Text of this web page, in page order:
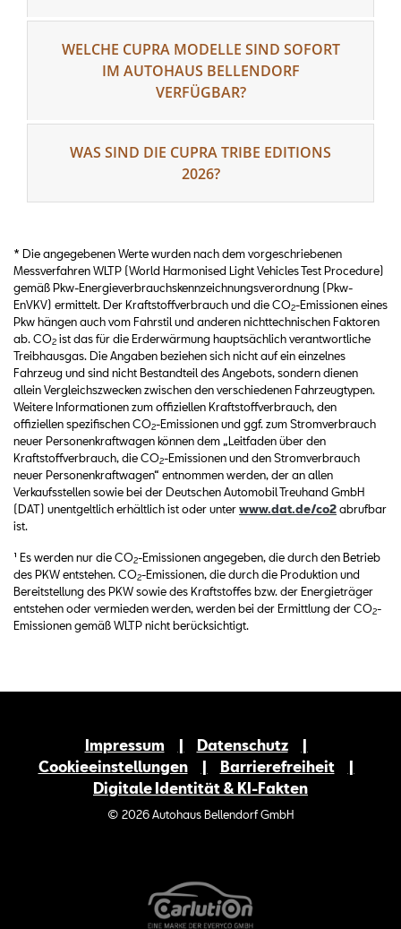
WELCHE CUPRA MODELLE SIND SOFORT
IM AUTOHAUS BELLENDORF
VERFÜGBAR?
WAS SIND DIE CUPRA TRIBE EDITIONS
2026?
* Die angegebenen Werte wurden nach dem vorgeschriebenen
Messverfahren WLTP (World Harmonised Light Vehicles Test Procedure)
gemäß Pkw-Energieverbrauchskennzeichnungsverordnung (Pkw-
EnVKV) ermittelt. Der Kraftstoffverbrauch und die CO2-Emissionen eines
Pkw hängen auch vom Fahrstil und anderen nichttechnischen Faktoren
ab. CO2 ist das für die Erderwärmung hauptsächlich verantwortliche
Treibhausgas. Die Angaben beziehen sich nicht auf ein einzelnes
Fahrzeug und sind nicht Bestandteil des Angebots, sondern dienen
allein Vergleichszwecken zwischen den verschiedenen Fahrzeugtypen.
Weitere Informationen zum offiziellen Kraftstoffverbrauch, den
offiziellen spezifischen CO2-Emissionen und ggf. zum Stromverbrauch
neuer Personenkraftwagen können dem „Leitfaden über den
Kraftstoffverbrauch, die CO2-Emissionen und den Stromverbrauch
neuer Personenkraftwagen“ entnommen werden, der an allen
Verkaufsstellen sowie bei der Deutschen Automobil Treuhand GmbH
(DAT) unentgeltlich erhältlich ist oder unterwww.dat.de/co2abrufbar
ist.
¹ Es werden nur die CO2-Emissionen angegeben, die durch den Betrieb
des PKW entstehen. CO2-Emissionen, die durch die Produktion und
Bereitstellung des PKW sowie des Kraftstoffes bzw. der Energieträger
entstehen oder vermieden werden, werden bei der Ermittlung der CO2-
Emissionen gemäß WLTP nicht berücksichtigt.
Impressum
Datenschutz
Cookieeinstellungen
Barrierefreiheit
Digitale Identität & KI-Fakten
© 2026 Autohaus Bellendorf GmbH